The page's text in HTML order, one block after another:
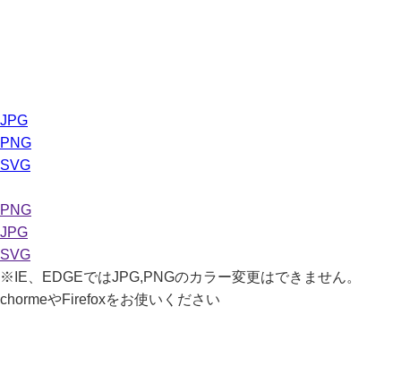
JPG
PNG
SVG
PNG
JPG
SVG
※IE、EDGEではJPG,PNGのカラー変更はできません。
chormeやFirefoxをお使いください